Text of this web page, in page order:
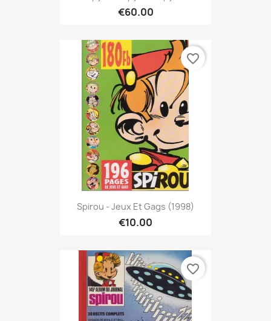
€60.00
Spirou - Jeux Et Gags (1998)
€10.00
favorite_border
favorite_border